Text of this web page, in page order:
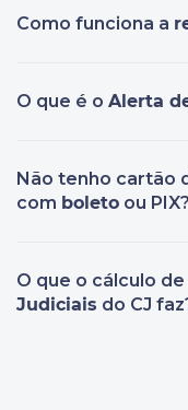
Como funciona a
O que é o Alerta
Não tenho cartão
com boleto ou PIX?
O que o cálculo de
Judiciais do CJ